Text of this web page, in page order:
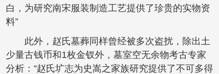
白，为研究南宋服装制造工艺提供了珍贵的实物资
料”
此外，赵氏墓葬同样曾经被多次盗扰，除出土
少量古钱币和1枚金钗外，墓室空无余物考古专家
分析：“赵氏圹志为史嵩之家族研究提供了不可多得